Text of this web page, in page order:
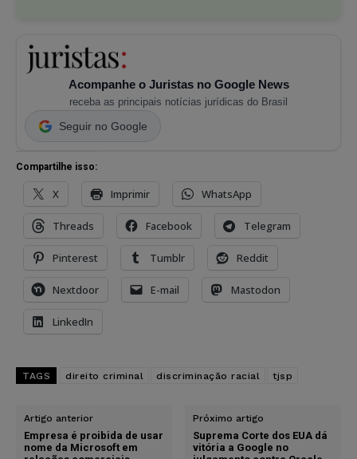
Acompanhe o Juristas no Google News
receba as principais notícias jurídicas do Brasil
Seguir no Google
Compartilhe isso:
X Imprimir WhatsApp
Threads Facebook Telegram
Pinterest Tumblr Reddit
Nextdoor E-mail Mastodon
LinkedIn
TAGS direito criminal discriminação racial tjsp
Artigo anterior
Empresa é proibida de usar
nome da Microsoft em
Próximo artigo
Suprema Corte dos EUA dá
vitória a Google no